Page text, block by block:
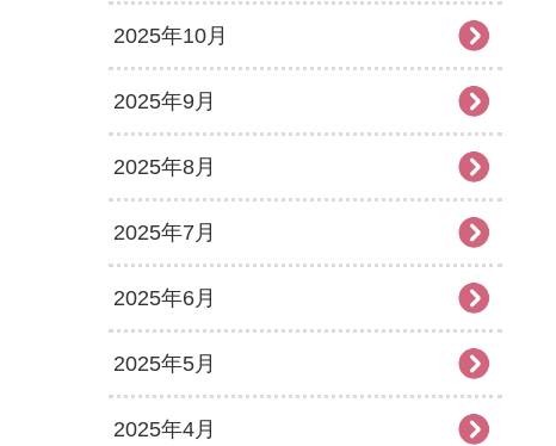
2025年10月
2025年9月
2025年8月
2025年7月
2025年6月
2025年5月
2025年4月